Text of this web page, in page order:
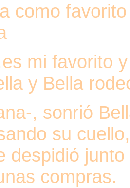
como
mi favorito
y Bella
, sonrió
su
despidió
compras.